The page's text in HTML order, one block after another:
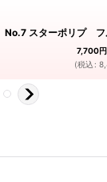
No.7 スターポリプ フ
7,700円
(税込 :